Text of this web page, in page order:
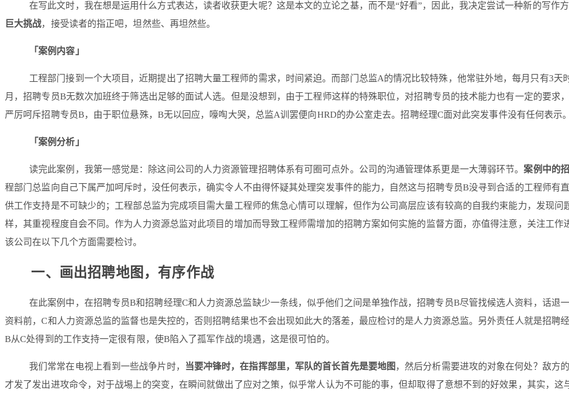
在写此文时，我在想是运用什么方式表达，读者收获更大呢？这是本文的立论之基，而不是“好看”，因此，我决定尝试一种新的写作
巨大挑战，接受读者的指正吧，坦然些、再坦然些。
「案例内容」
工程部门接到一个大项目，近期提出了招聘大量工程师的需求，时间紧迫。而部门总监A的情况比较特殊，他常驻外地，每月只有3
月，招聘专员B无数次加班终于筛选出足够的面试人选。但是没想到，由于工程师这样的特殊职位，对招聘专员的技术能力也有一定的要求
严厉呵斥招聘专员B，由于职位悬殊，B无以回应，嚎啕大哭，总监A训罢便向HRD的办公室走去。招聘经理C面对此突发事件没有任何表示。
「案例分析」
读完此案例，我第一感觉是：除这间公司的人力资源管理招聘体系有可圈可点外。公司的沟通管理体系更是一大薄弱环节。案例中的
程部门总监向自己下属严加呵斥时，没任何表示，确实令人不由得怀疑其处理突发事件的能力，自然这与招聘专员B没寻到合适的工程师有
供工作支持是不可缺少的；工程部总监为完成项目需大量工程师的焦急心情可以理解，但作为公司高层应该有较高的自我约束能力，发现
样，其重视程度自会不同。作为人力资源总监对此项目的增加而导致工程师需增加的招聘方案如何实施的监督方面，亦值得注意，关注工
该公司在以下几个方面需要检讨。
一、画出招聘地图，有序作战
在此案例中，在招聘专员B和招聘经理C和人力资源总监缺少一条线，似乎他们之间是单独作战，招聘专员B尽管找候选人资料，话退
资料前，C和人力资源总监的监督也是失控的，否则招聘结果也不会出现如此大的落差，最应检讨的是人力资源总监。另外责任人就是招聘
B从C处得到的工作支持一定很有限，使B陷入了孤军作战的境遇，这是很可怕的。
我们常常在电视上看到一些战争片时， 当要冲锋时，在指挥部里，军队的首长首先是要地图 ，然后分析需要进攻的对象在何处？敌方
才发了发出进攻命令，对于战埸上的突变，在瞬间就做出了应对之策，似乎常人认为不可能的事，但却取得了意想不到的好效果，其实，